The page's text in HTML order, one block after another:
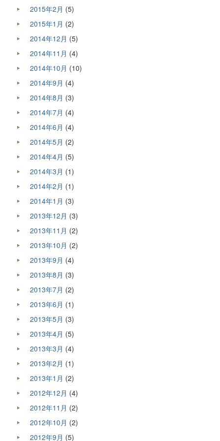
2015年2月 (5)
2015年1月 (2)
2014年12月 (5)
2014年11月 (4)
2014年10月 (10)
2014年9月 (4)
2014年8月 (3)
2014年7月 (4)
2014年6月 (4)
2014年5月 (2)
2014年4月 (5)
2014年3月 (1)
2014年2月 (1)
2014年1月 (3)
2013年12月 (3)
2013年11月 (2)
2013年10月 (2)
2013年9月 (4)
2013年8月 (3)
2013年7月 (2)
2013年6月 (1)
2013年5月 (3)
2013年4月 (5)
2013年3月 (4)
2013年2月 (1)
2013年1月 (2)
2012年12月 (4)
2012年11月 (2)
2012年10月 (2)
2012年9月 (5)